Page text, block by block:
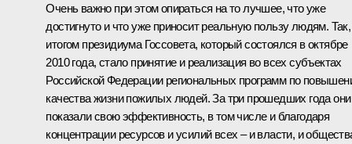
Очень важно при этом опираться на то лучшее, что уже
достигнуто и что уже приносит реальную пользу людям. Так,
итогом президиума Госсовета, который состоялся в октябре
2010 года, стало принятие и реализация во всех субъектах
Российской Федерации региональных программ по
качества жизни пожилых людей. За три прошедших года они
показали свою эффективность, в том числе и благодаря
концентрации ресурсов и усилий всех – и власти, и